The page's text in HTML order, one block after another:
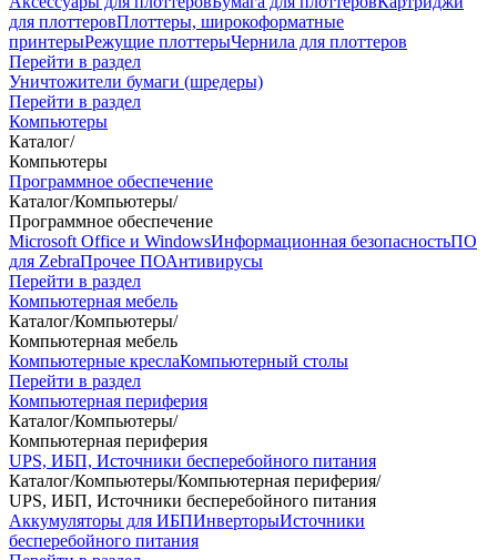
для плоттеровПлоттеры, широкоформатные
принтерыРежущие плоттерыЧернила для плоттеров
Перейти в раздел
Уничтожители бумаги (шредеры)
Перейти в раздел
Компьютеры
Каталог/
Компьютеры
Программное обеспечение
Каталог/Компьютеры/
Программное обеспечение
Microsoft Office и WindowsИнформационная безопасностьПО
для ZebraПрочее ПОАнтивирусы
Перейти в раздел
Компьютерная мебель
Каталог/Компьютеры/
Компьютерная мебель
Компьютерные креслаКомпьютерный столы
Перейти в раздел
Компьютерная периферия
Каталог/Компьютеры/
Компьютерная периферия
UPS, ИБП, Источники бесперебойного питания
Каталог/Компьютеры/Компьютерная периферия/
UPS, ИБП, Источники бесперебойного питания
Аккумуляторы для ИБПИнверторыИсточники
бесперебойного питания